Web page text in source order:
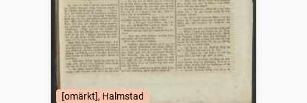
[omärkt], Halmstad